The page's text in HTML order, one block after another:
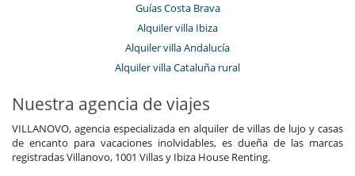
Guías Costa Brava
Alquiler villa Ibiza
Alquiler villa Andalucía
Alquiler villa Cataluña rural
Nuestra agencia de viajes
VILLANOVO, agencia especializada en alquiler de villas de lujo y casas
de encanto para vacaciones inolvidables, es dueña de las marcas
registradas Villanovo, 1001 Villas y Ibiza House Renting.